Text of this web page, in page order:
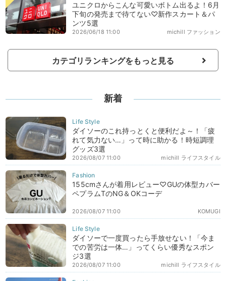
ユニクロからこんな可愛いボトム出るよ！6月
下旬の発売まで待てない♡新作スカート＆パ
ンツ5選
michill ファッション
2026/06/18 11:00
カテゴリランキングをもっと見る
新着
ダイソーのこれ持っとくと便利だよ～！「疲
れて気力ない…」って時に助かる！時短調理
グッズ3選
michill ライフスタイル
2026/08/07 11:00
155cmさんが着用レビュー♡GUの体型カバー
ペプラムTのNG＆OKコーデ
KOMUGI
2026/08/07 11:00
ダイソーで一度買ったら手放せない！「今ま
での苦労は一体…」ってくらい優秀なスポン
ジ3選
michill ライフスタイル
2026/08/07 11:00